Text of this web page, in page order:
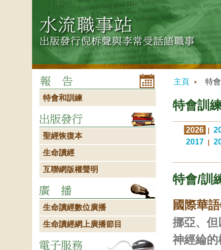
主頁 特
特會訓
2026 |
2017 |
特會/訓
國際華
挪亞、
神經綸的
特會和訓練
聖經恢復本
生命讀經
互聯網版權聲明
生命讀經數位廣播
生命讀經網上廣播節目